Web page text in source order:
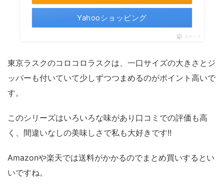
Yahooショッピング
ポチップ
東京ラスクのコロコロラスクは、一口サイズの大きさとジ
ッパーも付いていて少しずつつまめるのがポイント高いで
す。
このシリーズはいろいろな味があり口コミでの評価も高
く、間違いなしの美味しさで私も大好きです!!
Amazonや楽天では送料がかかるのでまとめ買いするとい
いですね。